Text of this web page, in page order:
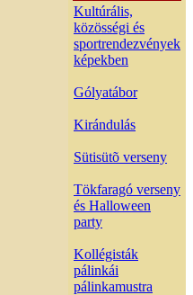
Kultúrális,
közösségi és
sportrendezvények
képekben
Gólyatábor
Kirándulás
Sütisütõ verseny
Tökfaragó verseny
és Halloween
party
Kollégisták
pálinkái
pálinkamustra